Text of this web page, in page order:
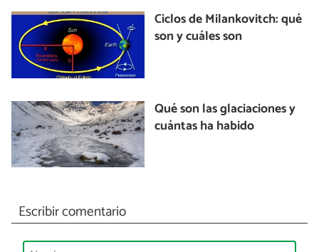
Ciclos de Milankovitch: qué
son y cuáles son
Qué son las glaciaciones y
cuántas ha habido
Escribir comentario